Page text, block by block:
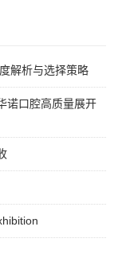
解析与选择策略
诺口腔高质量展开